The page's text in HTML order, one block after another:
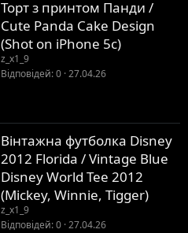
Торт з принтом Панди /
Cute Panda Cake Design
(Shot on iPhone 5c)
z_x1_9
Відповідей 0 27.04.26
Вінтажна футболка Disney
2012 Florida / Vintage Blue
Disney World Tee 2012
(Mickey, Winnie, Tigger)
z_x1_9
Відповідей 0 27.04.26